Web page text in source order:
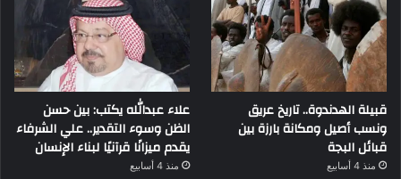
قبيلة الهدندوة.. تاريخ عريق
ونسب أصيل ومكانة بارزة بين
قبائل البجة
منذ 4 أسابيع
علاء عبدالله يكتب: بين حسن
الظن وسوء التقدير.. علي الشرفاء
يقدم ميزانًا قرآنيًا لبناء الإنسان
منذ 4 أسابيع